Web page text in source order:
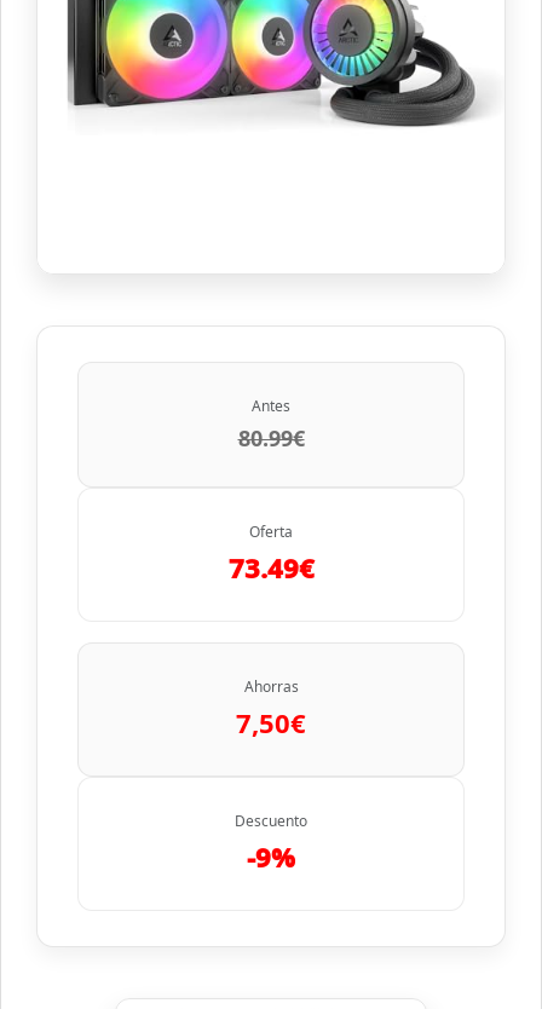
Antes
80.99€
Oferta
73.49€
Ahorras
7,50€
Descuento
-9%